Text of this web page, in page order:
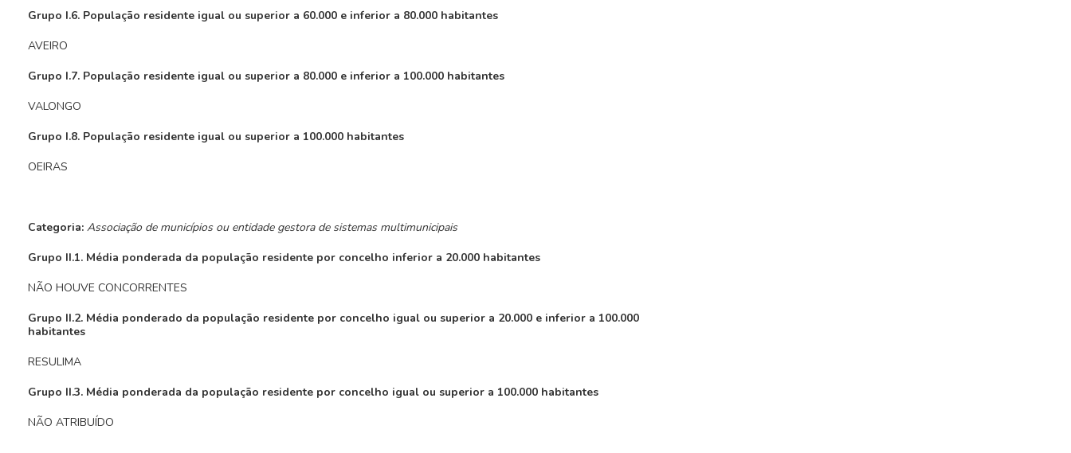
Grupo I.6. População residente igual ou superior a 60.000 e inferior a 80.000 habitantes
AVEIRO
Grupo I.7. População residente igual ou superior a 80.000 e inferior a 100.000 habitantes
VALONGO
Grupo I.8. População residente igual ou superior a 100.000 habitantes
OEIRAS
Categoria: Associação de municípios ou entidade gestora de sistemas multimunicipais
Grupo II.1. Média ponderada da população residente por concelho inferior a 20.000 habitantes
NÃO HOUVE CONCORRENTES
Grupo II.2. Média ponderado da população residente por concelho igual ou superior a 20.000 e inferior a 100.000
habitantes
RESULIMA
Grupo II.3. Média ponderada da população residente por concelho igual ou superior a 100.000 habitantes
NÃO ATRIBUÍDO